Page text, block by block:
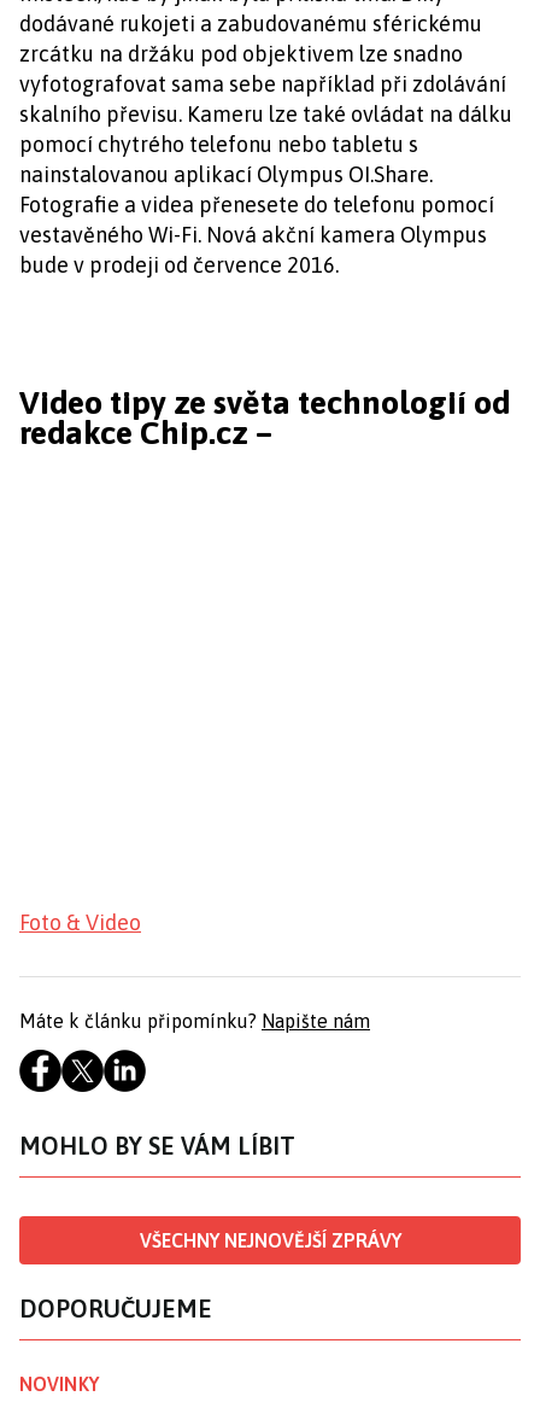
dodávané rukojeti a zabudovanému sférickému
zrcátku na držáku pod objektivem lze snadno
vyfotografovat sama sebe například při zdolávání
skalního převisu. Kameru lze také ovládat na dálku
pomocí chytrého telefonu nebo tabletu s
nainstalovanou aplikací Olympus OI.Share.
Fotografie a videa přenesete do telefonu pomocí
vestavěného Wi-Fi. Nová akční kamera Olympus
bude v prodeji od července 2016.
Video tipy ze světa technologií od
redakce Chip.cz –
Foto & Video
Máte k článku připomínku? Napište nám
MOHLO BY SE VÁM LÍBIT
VŠECHNY NEJNOVĚJŠÍ ZPRÁVY
DOPORUČUJEME
NOVINKY